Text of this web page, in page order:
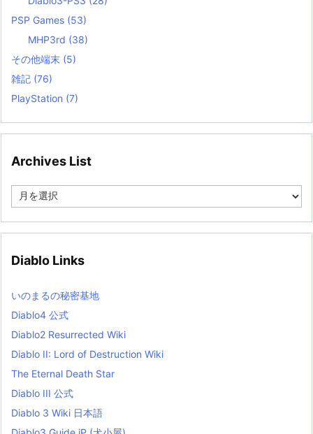
PSP Games (53)
MHP3rd (38)
その他端末 (5)
雑記 (76)
PlayStation (7)
Archives List
e
i
s
t
Diablo Links
いのまるの秘密基地
Diablo4 公式
Diablo2 Resurrected Wiki
Diablo II: Lord of Destruction Wiki
The Eternal Death Star
Diablo III 公式
Diablo 3 Wiki 日本語